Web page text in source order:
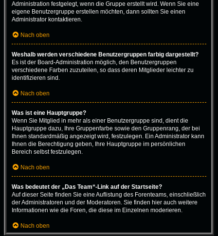
Administration festgelegt, wenn die Gruppe erstellt wird. Wenn Sie eine
eigene Benutzergruppe erstellen möchten, dann sollten Sie einen
Administrator kontaktieren.
Nach oben
Weshalb werden verschiedene Benutzergruppen farbig dargestellt?
Es ist der Board-Administration möglich, den Benutzergruppen
verschiedene Farben zuzuteilen, so dass deren Mitglieder leichter zu
identifizieren sind.
Nach oben
Was ist eine Hauptgruppe?
Wenn Sie Mitglied in mehr als einer Benutzergruppe sind, dient die
Hauptgruppe dazu, Ihre Gruppenfarbe sowie den Gruppenrang, der bei
Ihnen standardmäßig angezeigt wird, festzulegen. Ein Administrator kann
Ihnen die Berechtigung geben, Ihre Hauptgruppe im persönlichen
Bereich selbst festzulegen.
Nach oben
Was bedeutet der „Das Team“-Link auf der Startseite?
Auf dieser Seite finden Sie eine Auflistung des Forenteams, einschließlich
der Administratoren und der Moderatoren. Sie finden hier auch weitere
Informationen wie die Foren, die diese im Einzelnen moderieren.
Nach oben